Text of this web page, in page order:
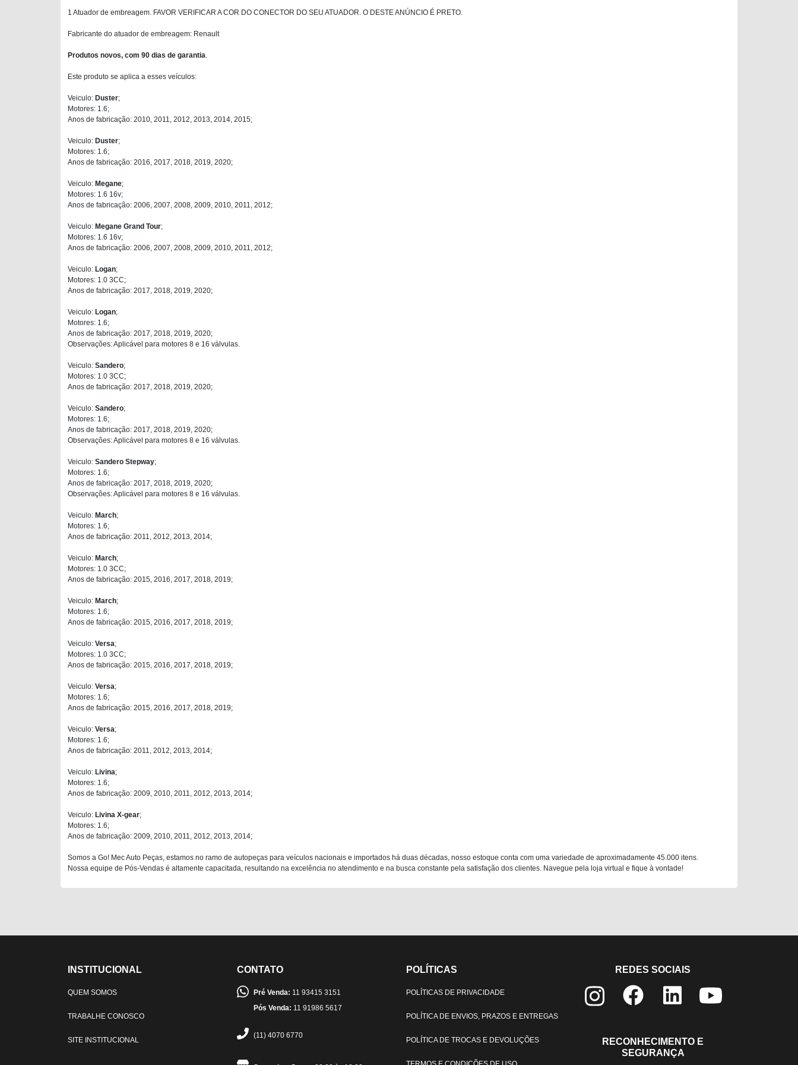
1 Atuador de embreagem. FAVOR VERIFICAR A COR DO CONECTOR DO SEU ATUADOR. O DESTE ANÚNCIO É PRETO.
Fabricante do atuador de embreagem: Renault
Produtos novos, com 90 dias de garantia.
Este produto se aplica a esses veículos:
Veiculo: Duster;
Motores: 1.6;
Anos de fabricação: 2010, 2011, 2012, 2013, 2014, 2015;
Veiculo: Duster;
Motores: 1.6;
Anos de fabricação: 2016, 2017, 2018, 2019, 2020;
Veiculo: Megane;
Motores: 1.6 16v;
Anos de fabricação: 2006, 2007, 2008, 2009, 2010, 2011, 2012;
Veiculo: Megane Grand Tour;
Motores: 1.6 16v;
Anos de fabricação: 2006, 2007, 2008, 2009, 2010, 2011, 2012;
Veiculo: Logan;
Motores: 1.0 3CC;
Anos de fabricação: 2017, 2018, 2019, 2020;
Veiculo: Logan;
Motores: 1.6;
Anos de fabricação: 2017, 2018, 2019, 2020;
Observações: Aplicável para motores 8 e 16 válvulas.
Veiculo: Sandero;
Motores: 1.0 3CC;
Anos de fabricação: 2017, 2018, 2019, 2020;
Veiculo: Sandero;
Motores: 1.6;
Anos de fabricação: 2017, 2018, 2019, 2020;
Observações: Aplicável para motores 8 e 16 válvulas.
Veiculo: Sandero Stepway;
Motores: 1.6;
Anos de fabricação: 2017, 2018, 2019, 2020;
Observações: Aplicável para motores 8 e 16 válvulas.
Veiculo: March;
Motores: 1.6;
Anos de fabricação: 2011, 2012, 2013, 2014;
Veiculo: March;
Motores: 1.0 3CC;
Anos de fabricação: 2015, 2016, 2017, 2018, 2019;
Veiculo: March;
Motores: 1.6;
Anos de fabricação: 2015, 2016, 2017, 2018, 2019;
Veiculo: Versa;
Motores: 1.0 3CC;
Anos de fabricação: 2015, 2016, 2017, 2018, 2019;
Veiculo: Versa;
Motores: 1.6;
Anos de fabricação: 2015, 2016, 2017, 2018, 2019;
Veiculo: Versa;
Motores: 1.6;
Anos de fabricação: 2011, 2012, 2013, 2014;
Veiculo: Livina;
Motores: 1.6;
Anos de fabricação: 2009, 2010, 2011, 2012, 2013, 2014;
Veiculo: Livina X-gear;
Motores: 1.6;
Anos de fabricação: 2009, 2010, 2011, 2012, 2013, 2014;
Somos a Go! Mec Auto Peças, estamos no ramo de autopeças para veículos nacionais e importados há duas décadas, nosso estoque conta com uma variedade de aproximadamente 45.000 itens.
Nossa equipe de Pós-Vendas é altamente capacitada, resultando na excelência no atendimento e na busca constante pela satisfação dos clientes. Navegue pela loja virtual e fique à vontade!
INSTITUCIONAL
QUEM SOMOS
TRABALHE CONOSCO
SITE INSTITUCIONAL
CONTATO
Pré Venda: 11 93415 3151
Pós Venda: 11 91986 5617
(11) 4070 6770
POLÍTICAS
POLÍTICAS DE PRIVACIDADE
POLÍTICA DE ENVIOS, PRAZOS E ENTREGAS
POLÍTICA DE TROCAS E DEVOLUÇÕES
REDES SOCIAIS
RECONHECIMENTO E
SEGURANÇA